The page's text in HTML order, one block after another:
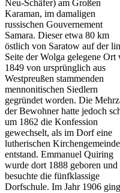
Neu-Schäfer) am Großen
Karaman, im damaligen
russischen Gouvernement
Samara. Dieser etwa 80 km
östlich von Saratow auf der
Seite der Wolga gelegene Ort
1849 von ursprünglich aus
Westpreußen stammenden
mennonitischen Siedlern
gegründet worden. Die
der Bewohner hatte jedoch
um 1862 die Konfession
gewechselt, als im Dorf eine
lutherischen Kirchengemeinde
entstand. Emmanuel Quiring
wurde dort 1888 geboren und
besuchte die fünfklassige
Dorfschule. Im Jahr 1906